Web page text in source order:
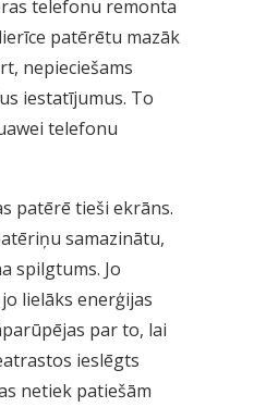
telefonu remonta
patērētu mazāk
nepieciešams
iestatījumus. To
telefonu
patērē tieši ekrāns.
samazinātu,
spilgtums. Jo
lielāks enerģijas
par to, lai
ieslēgts
netiek patiešām